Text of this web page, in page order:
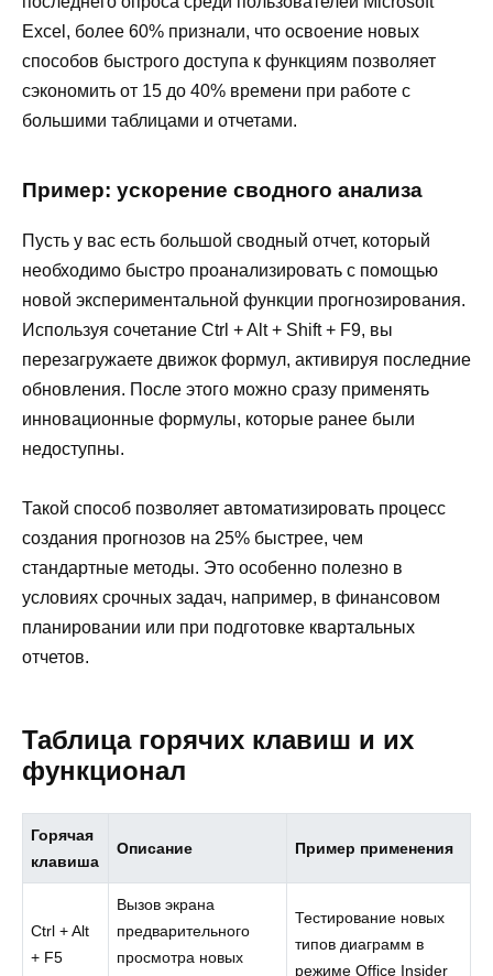
Excel, более 60% признали, что освоение новых
способов быстрого доступа к функциям позволяет
сэкономить от 15 до 40% времени при работе с
большими таблицами и отчетами.
Пример: ускорение сводного анализа
Пусть у вас есть большой сводный отчет, который
необходимо быстро проанализировать с помощью
новой экспериментальной функции прогнозирования.
Используя сочетание Ctrl + Alt + Shift + F9, вы
перезагружаете движок формул, активируя последние
обновления. После этого можно сразу применять
инновационные формулы, которые ранее были
недоступны.
Такой способ позволяет автоматизировать процесс
создания прогнозов на 25% быстрее, чем
стандартные методы. Это особенно полезно в
условиях срочных задач, например, в финансовом
планировании или при подготовке квартальных
отчетов.
Таблица горячих клавиш и их
функционал
Горячая
клавиша
Описание Пример применения
Ctrl + Alt
+ F5
Вызов экрана
предварительного
просмотра новых
Тестирование новых
типов диаграмм в
режиме Office Insider